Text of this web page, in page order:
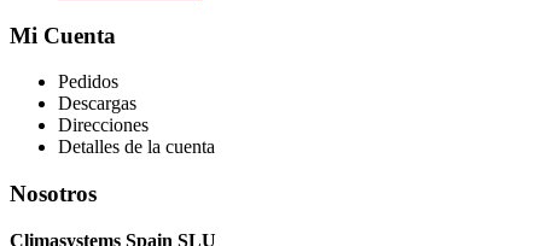
Mi Cuenta
Pedidos
Descargas
Direcciones
Detalles de la cuenta
Nosotros
Climasystems Spain SLU